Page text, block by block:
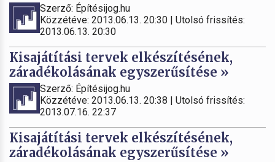
Szerző: Építésijog.hu
Közzétéve: 2013.06.13. 20:30 | Utolsó frissítés:
2013.06.13. 20:30
Kisajátítási tervek elkészítésének,
záradékolásának egyszerűsítése »
Szerző: Építésijog.hu
Közzétéve: 2013.06.13. 20:38 | Utolsó frissítés:
2013.07.16. 22:37
Kisajátítási tervek elkészítésének,
záradékolásának egyszerűsítése »